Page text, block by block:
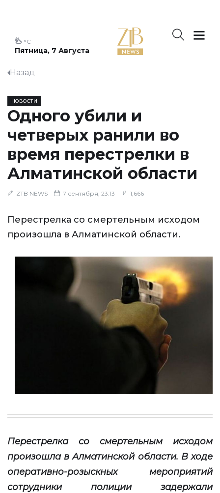
Пятница, 7 Августа
°C
Назад
НОВОСТИ
Одного убили и
четверых ранили во
время перестрелки в
Алматинской области
ZTB NEWS 7 сентября, 23:13 1,666
Перестрелка со смертельным исходом
произошла в Алматинской области.
Перестрелка со смертельным исходом
произошла в Алматинской области. В ходе
оперативно-розыскных мероприятий
сотрудники полиции задержали